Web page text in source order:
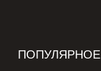
ПОПУЛЯРНОЕ